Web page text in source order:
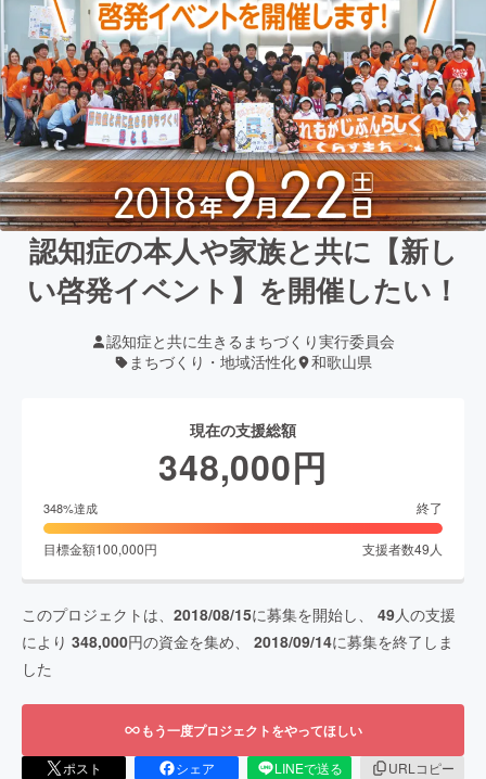
認知症の本人や家族と共に【新し
い啓発イベント】を開催したい！
認知症と共に生きるまちづくり実行委員会
まちづくり・地域活性化
和歌山県
現在の支援総額
348,000円
348%達成 終了
目標金額100,000円 支援者数49 人
このプロジェクトは、 2018/08/15に募集を開始し、 49人の支援
により 348,000円の資金を集め、 2018/09/14に募集を終了しま
した
もう一度プロジェクトをやってほしい
ポスト シェア LINEで送る
URLコピー